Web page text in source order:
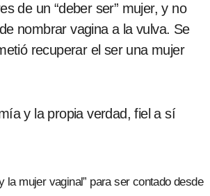
de un “deber ser” mujer, y no
nombrar vagina a la vulva. Se
recuperar el ser una mujer
y la propia verdad, fiel a sí
mujer vaginal” para ser contado desde